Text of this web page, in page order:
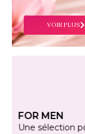
VOIR PLUS
FOR MEN
Une sélection